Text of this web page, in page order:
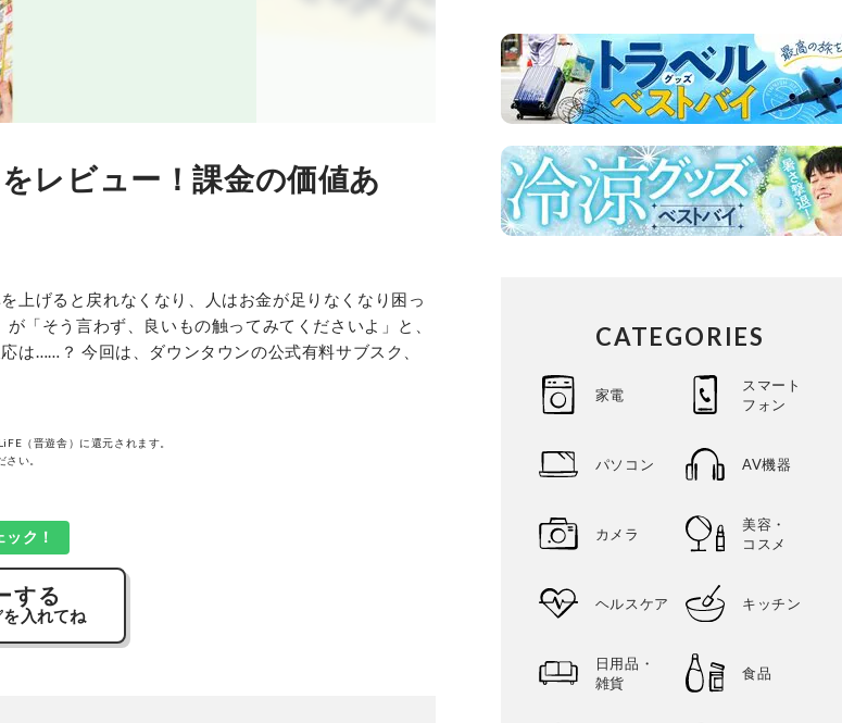
レビュー！課金の価値あ
上げると戻れなくなり、人はお金が足りなくなり困っ
「そう言わず、良いもの触ってみてくださいよ」と、
は……？ 今回は、ダウンタウンの公式有料サブスク、
（晋遊舎）に還元されます。
さい。
ク！
する
を入れてね
CATEGORIES
家電
スマート
フォン
パソコン AV機器
カメラ
美容・
コスメ
ヘルスケア キッチン
日用品・
雑貨
食品